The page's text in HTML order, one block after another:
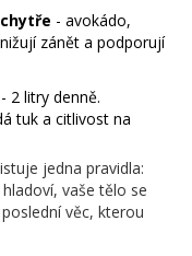
- avokádo,
zánět a podporují
- 2 litry denně.
tuk a citlivost na
jedna pravidla:
vaše tělo se
věc, kterou